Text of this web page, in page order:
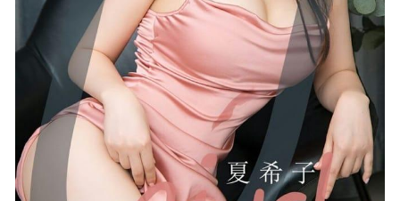
[Xiuren秀人网]2023.11.17 NO.7683 模特合辑[98+1P/873MB]
2024-03-08